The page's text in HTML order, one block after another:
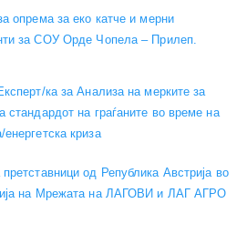
опрема за еко катче и мерни
за СОУ Орде Чопела – Прилеп.
ка за Анализа на мерките за
стандардот на граѓаните во време на
криза
од Република Австрија во
на Мрежата на ЛАГОВИ и ЛАГ АГРО